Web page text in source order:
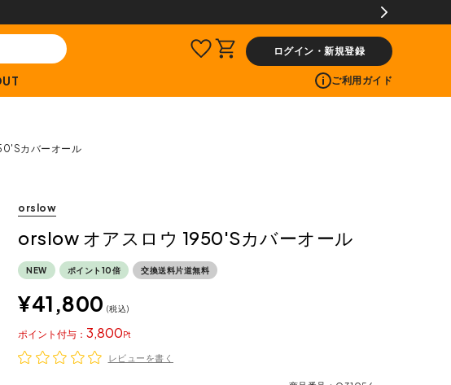
投稿で300ptプレゼント!
ログイン・新規登録
ご利用ガイド
カバーオール
orslow
orslow オアスロウ 1950'Sカバーオール
NEW ポイント10倍 交換送料片道無料
¥41,800 税込
3,800
ポイント
レビューを書く